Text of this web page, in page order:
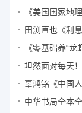
《美国国家地
田渕直也《利
《零基础养“龙
辜鸿铭《中国
中华书局全本